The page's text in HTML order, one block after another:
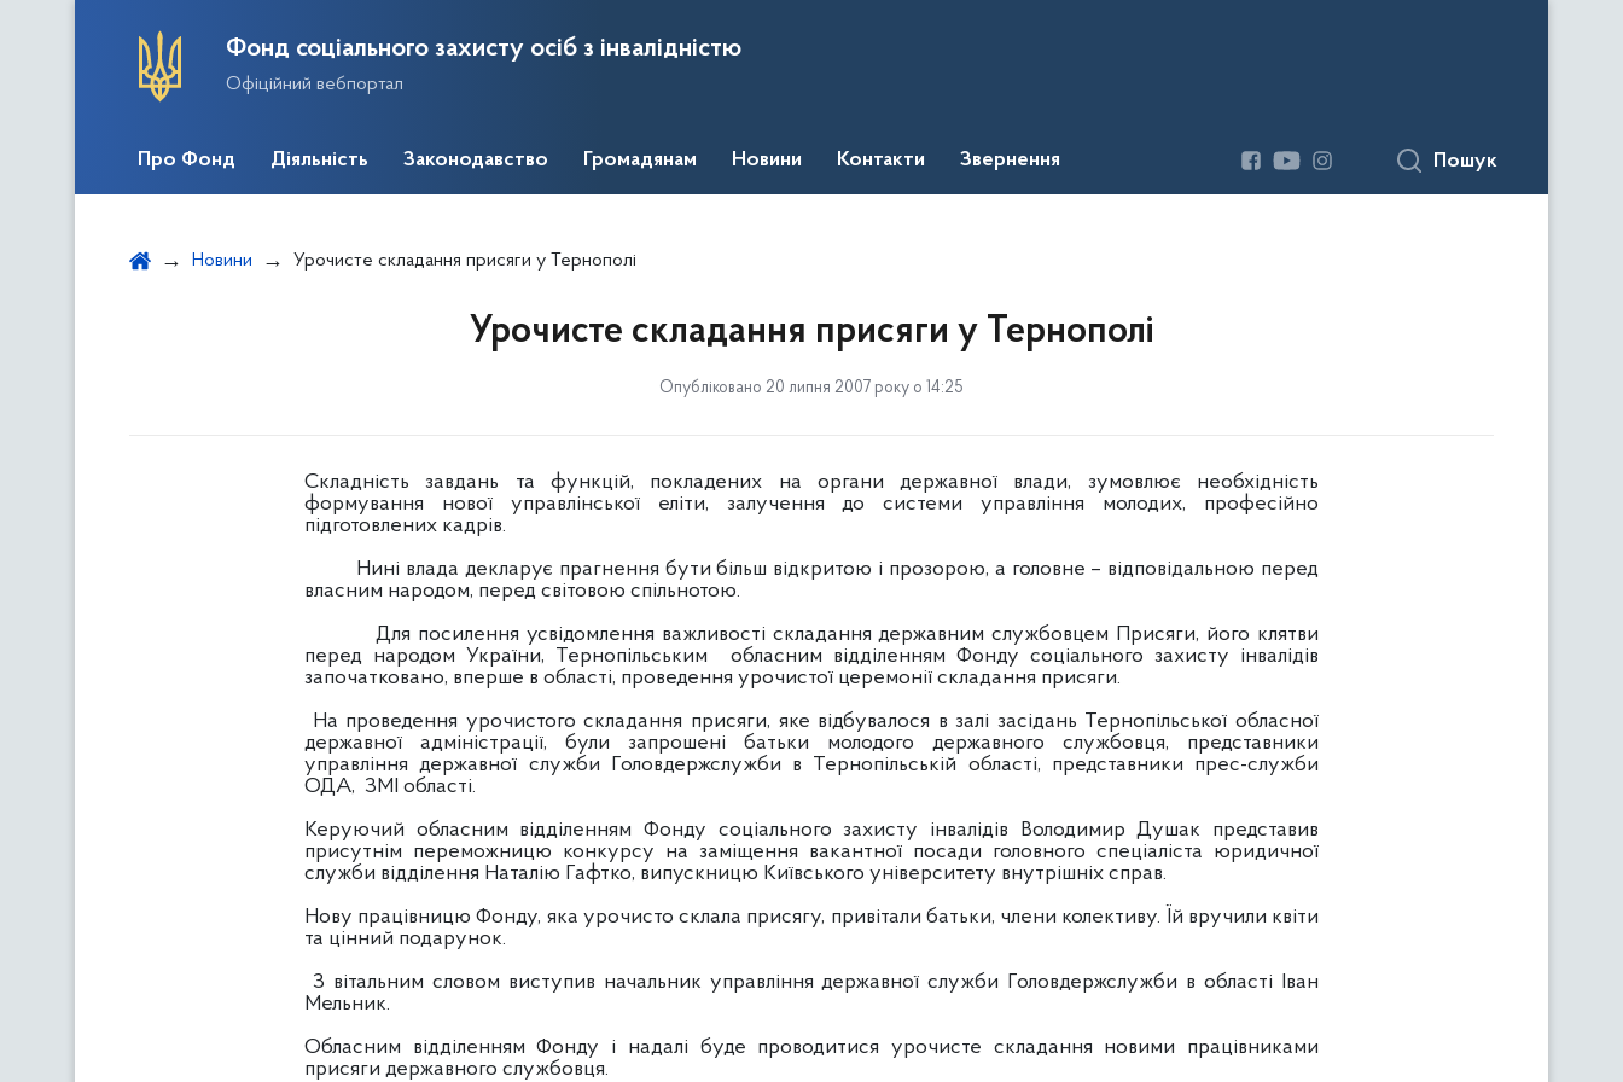
Фонд соціального захисту осіб з інвалідністю
Офіційний вебпортал
Про Фонд Діяльність Законодавство Громадянам Новини Контакти Звернення Пошук
Новини Урочисте складання присяги у Тернополі
Урочисте складання присяги у Тернополі
Опубліковано 20 липня 2007 року о 14:25
Складність завдань та функцій, покладених на органи державної влади, зумовлює необхідність
формування нової управлінської еліти, залучення до системи управління молодих, професійно
підготовлених кадрів.
Нині влада декларує прагнення бути більш відкритою і прозорою, а головне – відповідальною перед
власним народом, перед світовою спільнотою.
Для посилення усвідомлення важливості складання державним службовцем Присяги, його клятви
перед народом України, Тернопільським обласним відділенням Фонду соціального захисту інвалідів
започатковано, вперше в області, проведення урочистої церемонії складання присяги.
На проведення урочистого складання присяги, яке відбувалося в залі засідань Тернопільської обласної
державної адміністрації, були запрошені батьки молодого державного службовця, представники
управління державної служби Головдержслужби в Тернопільській області, представники прес-служби
ОДА, ЗМІ області.
Керуючий обласним відділенням Фонду соціального захисту інвалідів Володимир Душак представив
присутнім переможницю конкурсу на заміщення вакантної посади головного спеціаліста юридичної
служби відділення Наталію Гафтко, випускницю Київського університету внутрішніх справ.
Нову працівницю Фонду, яка урочисто склала присягу, привітали батьки, члени колективу. Їй вручили квіти
та цінний подарунок.
З вітальним словом виступив начальник управління державної служби Головдержслужби в області Іван
Мельник.
Обласним відділенням Фонду і надалі буде проводитися урочисте складання новими працівниками
присяги державного службовця.